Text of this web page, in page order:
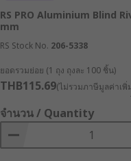
RS PRO Aluminium Blind
mm
RS Stock No. 206-5338
ยอดรวมย่อย (1 ถุง ถุงละ 100 ชิ้น)
THB115.69(ไม่รวมภาษีมูลค่าเพิ่
จำนวน / Quantity